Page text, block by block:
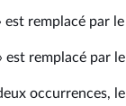
remplacé par
remplacé par
occurrences,